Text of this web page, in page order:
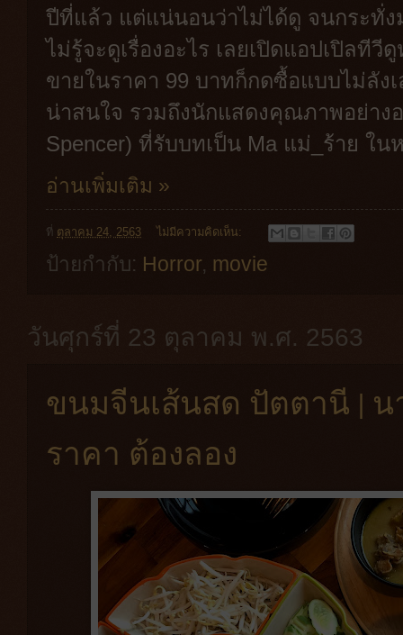
ปีที่แล้ว แต่แน่นอนว่าไม่ได้ดู จนกระทั่
ไม่รู้จะดูเรื่องอะไร เลยเปิดแอปเปิลที
ขายในราคา 99 บาทก็กดซื้อแบบไม่ลัง
น่าสนใจ รวมถึงนักแสดงคุณภาพอย่างอ
Spencer) ที่รับบทเป็น Ma แม่_ร้าย ใน
อ่านเพิ่มเติม »
ที่ ตุลาคม 24, 2563 ไม่มีความคิดเห็น:
ป้ายกำกับ: Horror, movie
วันศุกร์ที่ 23 ตุลาคม พ.ศ. 2563
ขนมจีนเส้นสด ปัตตานี | น
ราคา ต้องลอง